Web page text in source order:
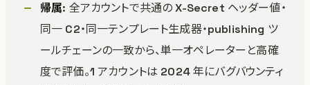
帰属: 全アカウントで共通の X-Secret ヘッダー値・
同一 C2・同一テンプレート生成器・publishing ツ
ールチェーンの一致から、単一オペレーターと高確
度で評価。1 アカウントは 2024 年にバグバウンティ